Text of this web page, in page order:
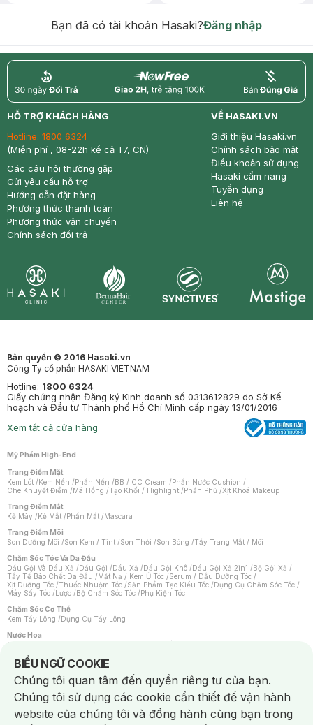
Bạn đã có tài khoản Hasaki?Đăng nhập
return nowfree price
HỖ TRỢ KHÁCH HÀNG
Hotline: 1800 6324
(Miễn phí , 08-22h kể cả T7, CN)
Các câu hỏi thường gặp
Gửi yêu cầu hỗ trợ
Hướng dẫn đặt hàng
Phương thức thanh toán
Phương thức vận chuyển
Chính sách đổi trả
VỀ HASAKI.VN
Giới thiệu Hasaki.vn
Chính sách bảo mật
Điều khoản sử dụng
Hasaki cẩm nang
Tuyển dụng
Liên hệ
Bản quyền © 2016 Hasaki.vn
Công Ty cổ phần HASAKI VIETNAM
Hotline: 1800 6324
Giấy chứng nhận Đăng ký Kinh doanh số 0313612829 do Sở Kế
hoạch và Đầu tư Thành phố Hồ Chí Minh cấp ngày 13/01/2016
Xem tất cả cửa hàng
Mỹ Phẩm High-End
Trang Điểm Mặt
Kem Lót /Kem Nền /Phấn Nền /BB / CC Cream /Phấn Nước Cushion /
Che Khuyết Điểm /Má Hồng /Tạo Khối / Highlight /Phấn Phủ /Xịt Khoá Makeup
Trang Điểm Mắt
Kẻ Mày /Kẻ Mắt /Phấn Mắt /Mascara
Trang Điểm Môi
Son Dưỡng Môi /Son Kem / Tint /Son Thỏi /Son Bóng /Tẩy Trang Mắt / Môi
Chăm Sóc Tóc Và Da Đầu
Dầu Gội Và Dầu Xả /Dầu Gội /Dầu Xả /Dầu Gội Khô /Dầu Gội Xả 2in1 /Bộ Gội Xả /
Tẩy Tế Bào Chết Da Đầu /Mặt Nạ / Kem Ủ Tóc /Serum / Dầu Dưỡng Tóc /
Xịt Dưỡng Tóc /Thuốc Nhuộm Tóc /Sản Phẩm Tạo Kiểu Tóc /Dụng Cụ Chăm Sóc Tóc /
Máy Sấy Tóc /Lược /Bộ Chăm Sóc Tóc /Phụ Kiện Tóc
Chăm Sóc Cơ Thể
Kem Tẩy Lông /Dụng Cụ Tẩy Lông
Nước Hoa
Nước Hoa Nữ
Chăm Sóc Cá Nhân
Chống Muỗi /Khẩu Trang /Máy Massage/Mặt Nạ Xông Hơi /Nước Rửa Tay/
Sản Phẩm Chăm Sóc Khác /Bàn Chải Đánh Răng /Bàn Chải Điện/
Hỗ Trợ Trắng Răng/Kem Đánh Răng /Máy Tăm Nước/ Nước Súc Miệng/
Tăm / Chỉ Nha Khoa/ Xịt Thơm Miệng / Dung Dịch Vệ Sinh/Dưỡng Vùng Kín/
Khăn Ướt Vệ Sinh Vùng Kín/Băng Vệ Sinh/Tampon/Bọt Cạo Râu /Dao Cạo Râu/
Máy Cạo Râu
BIỂU NGỮ COOKIE
Notice about cookies usage
Chúng tôi quan tâm đến quyền riêng tư của bạn.
Chúng tôi sử dụng các cookie cần thiết để vận hành
website của chúng tôi và đồng hành cùng bạn trong